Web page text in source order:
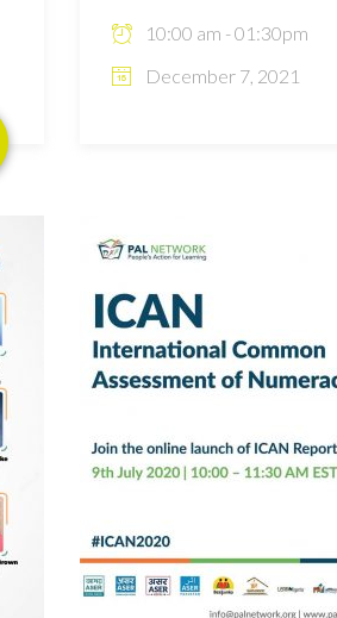
10:00 am - 01:30pm
December 7, 2021